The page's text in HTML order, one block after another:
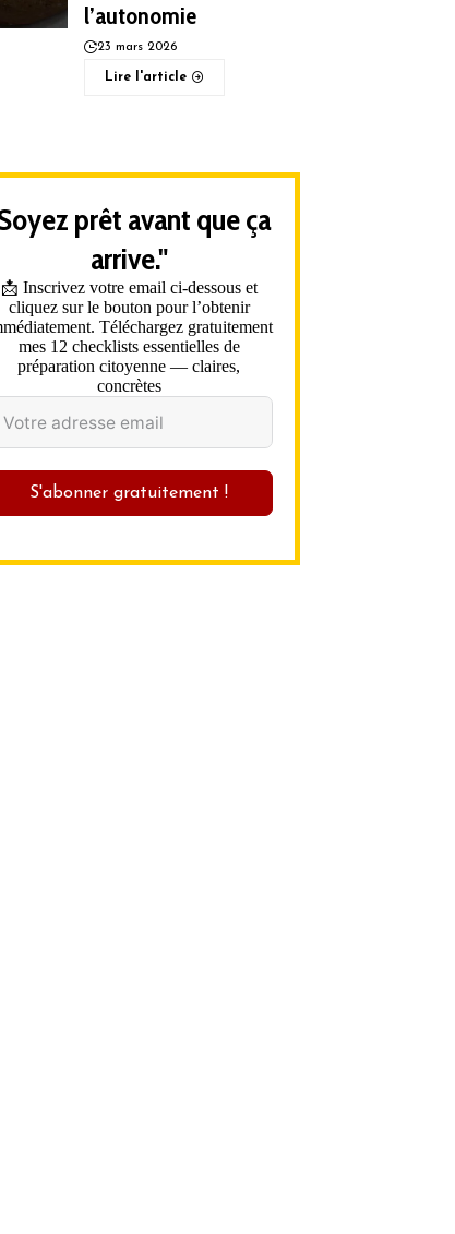
l’autonomie
23 mars 2026
Lire l'article
prêt avant que ça
arrive."
📩 Inscrivez votre email ci-dessous et
cliquez sur le bouton pour l’obtenir
Téléchargez gratuitement
mes 12 checklists essentielles de
préparation citoyenne — claires,
concrètes
S'abonner gratuitement !